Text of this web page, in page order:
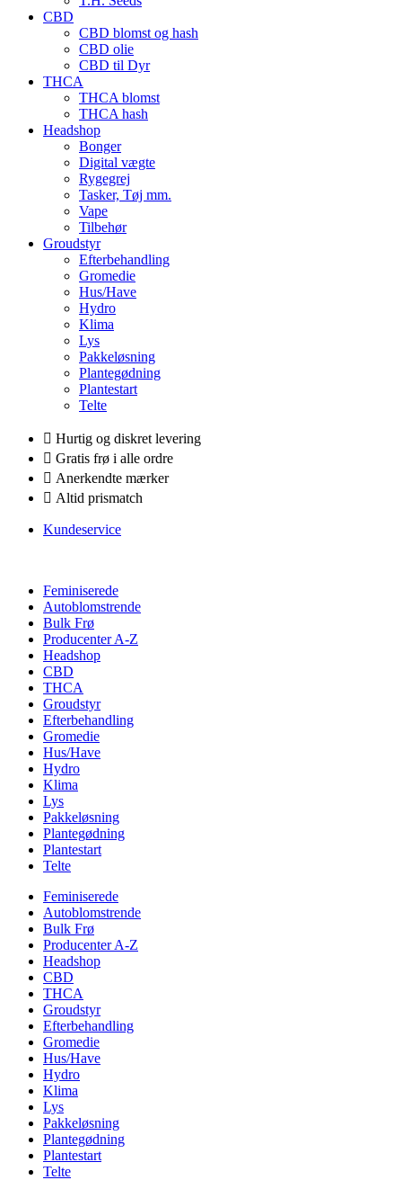
CBD
CBD blomst og hash
CBD olie
CBD til Dyr
THCA
THCA blomst
THCA hash
Headshop
Bonger
Digital vægte
Rygegrej
Tasker, Tøj mm.
Vape
Tilbehør
Groudstyr
Efterbehandling
Gromedie
Hus/Have
Hydro
Klima
Lys
Pakkeløsning
Plantegødning
Plantestart
Telte
Hurtig og diskret levering
Gratis frø i alle ordre
Anerkendte mærker
Altid prismatch
Kundeservice
Feminiserede
Autoblomstrende
Bulk Frø
Producenter A-Z
Headshop
CBD
THCA
Groudstyr
Efterbehandling
Gromedie
Hus/Have
Hydro
Klima
Lys
Pakkeløsning
Plantegødning
Plantestart
Telte
Feminiserede
Autoblomstrende
Bulk Frø
Producenter A-Z
Headshop
CBD
THCA
Groudstyr
Efterbehandling
Gromedie
Hus/Have
Hydro
Klima
Lys
Pakkeløsning
Plantegødning
Plantestart
Telte